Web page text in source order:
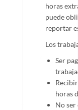
horas
puede
reportar
Los
Ser
horas
No ser